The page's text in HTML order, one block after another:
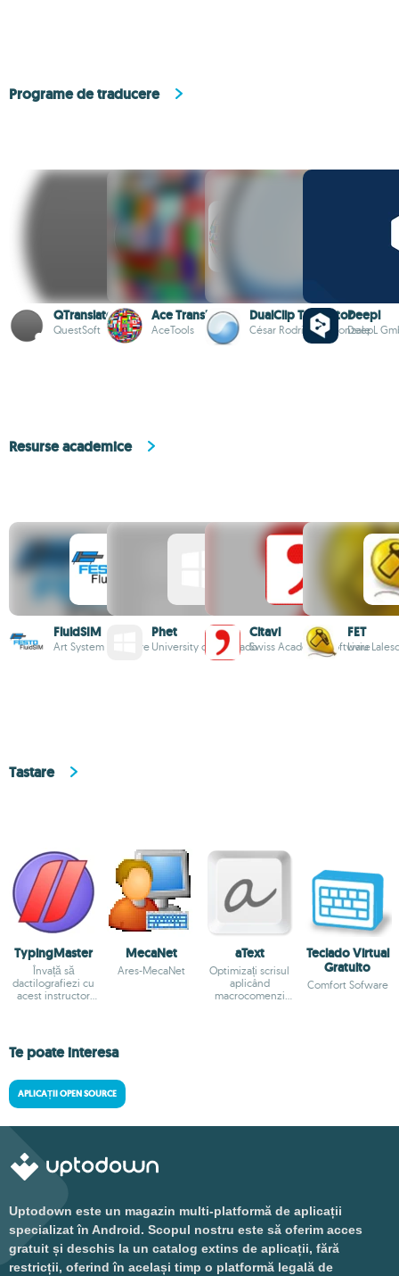
Programe de traducere
QTranslate
QuestSoft
Ace Translator
AceTools
DualClip Translator
César Rodriguez Gonzale
Deepl
DeepL
Resurse academice
FluidSIM
Art System Software
Phet
University of Colorado
Citavi
Swiss Academic Software
FET
Liviu
Tastare
TypingMaster
Învață să
dactilografiezi cu
acest instructor
MecaNet
Ares-MecaNet
aText
Optimizați scrisul
aplicând
macrocomenzi
Teclado Virtual
Gratuito
Comfort Sofware
Te poate interesa
APLICAȚII OPEN SOURCE
Uptodown este un magazin multi-platformă de aplicații
specializat în Android. Scopul nostru este să oferim acces
gratuit și deschis la un catalog extins de aplicații, fără
restricții, oferind în același timp o platformă legală de